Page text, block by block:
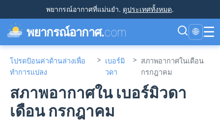
พยากรณ์อากาศที่แม่นยำ. ดูประเทศทั้งหมด.
พยากรณ์อากาศ.com 🌐 ☰
โปรดป้อนค่าด้านล่างเพื่อ
ทำการแปลง
> เบอร์มิ
วดา
> สภาพอากาศในเดือน
กรกฎาคม
สภาพอากาศใน เบอร์มิวดา
เดือน กรกฎาคม